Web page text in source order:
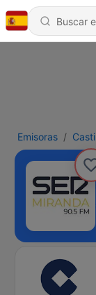
Emisoras